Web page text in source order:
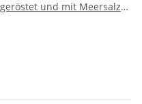
geröstet und mit Meersalz